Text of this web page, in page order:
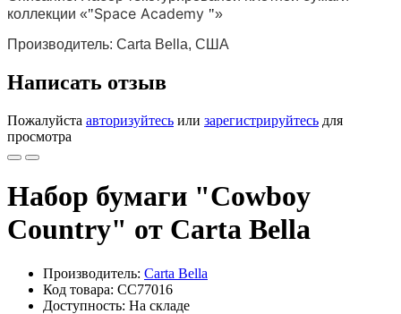
коллекции «"Space Academy "»
Производитель: Carta Bella, США
Написать отзыв
Пожалуйста авторизуйтесь или зарегистрируйтесь для
просмотра
Набор бумаги "Cowboy
Country" от Carta Bella
Производитель: Carta Bella
Код товара: CC77016
Доступность: На складе